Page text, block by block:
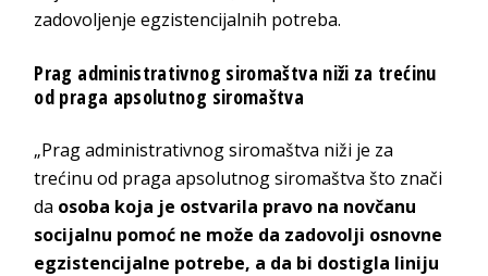
zadovoljenje egzistencijalnih potreba.
Prag administrativnog siromaštva niži za trećinu
od praga apsolutnog siromaštva
„Prag administrativnog siromaštva niži je za
trećinu od praga apsolutnog siromaštva što znači
da osoba koja je ostvarila pravo na novčanu
socijalnu pomoć ne može da zadovolji osnovne
egzistencijalne potrebe, a da bi dostigla liniju